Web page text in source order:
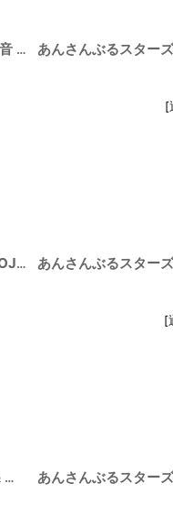
あんさんぶるスターズ！！ スカウト！ROYAL Flush 天城燐音 羽風薫 七種茨 月永レオ コスプレ衣装
[
あんさんぶるスターズ！！10周年 SELECTION 10 UNIT PROJECT Ai☆$!! 明星スバル 天城燐音 エス 天城一彩 葵ゆうた コスプレ衣装
[
あんさんぶるスターズ!! あんスタ 十周年 PM6:∞「らびゅ & ピース伝説」花群冬芽 三毛縞斑 日々樹渉 椎名ニキ コスプレ衣装